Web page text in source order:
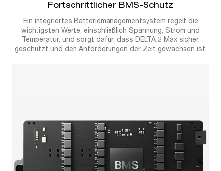
Fortschrittlicher BMS-Schutz
Ein integriertes Batteriemanagementsystem regelt die
wichtigsten Werte, einschließlich Spannung, Strom und
Temperatur, und sorgt dafür, dass DELTA 2 Max sicher,
geschützt und den Anforderungen der Zeit gewachsen ist.